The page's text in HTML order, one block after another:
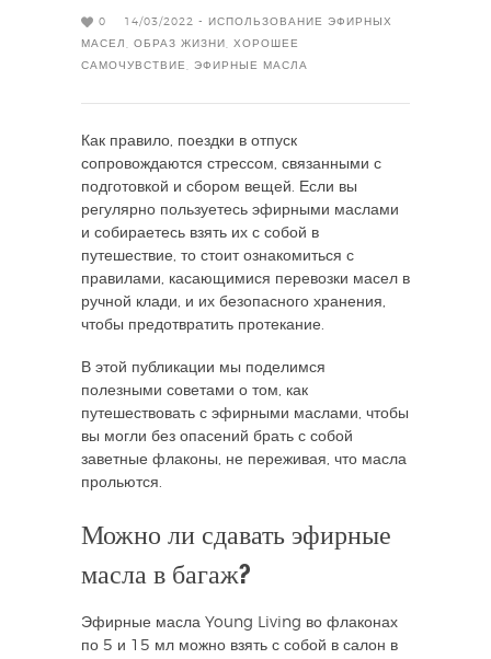
0 14/03/2022 -
ИСПОЛЬЗОВАНИЕ ЭФИРНЫХ
МАСЕЛ
ОБРАЗ ЖИЗНИ
ХОРОШЕЕ
САМОЧУВСТВИЕ
ЭФИРНЫЕ МАСЛА
Как правило, поездки в отпуск
сопровождаются стрессом, связанными с
подготовкой и сбором вещей. Если вы
регулярно пользуетесь эфирными маслами
и собираетесь взять их с собой в
путешествие, то стоит ознакомиться с
правилами, касающимися перевозки масел в
ручной клади, и их безопасного хранения,
чтобы предотвратить протекание.
В этой публикации мы поделимся
полезными советами о том, как
путешествовать с эфирными маслами, чтобы
вы могли без опасений брать с собой
заветные флаконы, не переживая, что масла
прольются.
Можно ли сдавать эфирные
масла в багаж?
Эфирные масла Young Living во флаконах
по 5 и 15 мл можно взять с собой в салон в